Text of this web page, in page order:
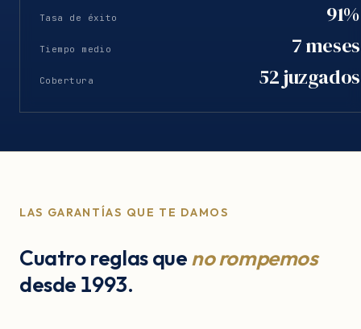
Tasa de éxito 91%
Tiempo medio 7 meses
Cobertura 52 juzgados
LAS GARANTÍAS QUE TE DAMOS
Cuatro reglas queno rompemos
desde 1993.